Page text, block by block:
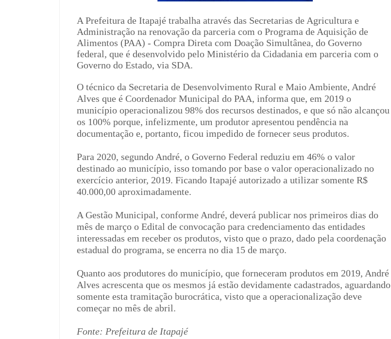
A Prefeitura de Itapajé trabalha através das Secretarias de Agricultura e
Administração na renovação da parceria com o Programa de Aquisição de
Alimentos (PAA) - Compra Direta com Doação Simultânea, do Governo
federal, que é desenvolvido pelo Ministério da Cidadania em parceria com o
Governo do Estado, via SDA.
O técnico da Secretaria de Desenvolvimento Rural e Maio Ambiente, André
Alves que é Coordenador Municipal do PAA, informa que, em 2019 o
município operacionalizou 98% dos recursos destinados, e que só não alcançou
os 100% porque, infelizmente, um produtor apresentou pendência na
documentação e, portanto, ficou impedido de fornecer seus produtos.
Para 2020, segundo André, o Governo Federal reduziu em 46% o valor
destinado ao município, isso tomando por base o valor operacionalizado no
exercício anterior, 2019. Ficando Itapajé autorizado a utilizar somente R$
40.000,00 aproximadamente.
A Gestão Municipal, conforme André, deverá publicar nos primeiros dias do
mês de março o Edital de convocação para credenciamento das entidades
interessadas em receber os produtos, visto que o prazo, dado pela coordenação
estadual do programa, se encerra no dia 15 de março.
Quanto aos produtores do município, que forneceram produtos em 2019, André
Alves acrescenta que os mesmos já estão devidamente cadastrados, aguardando
somente esta tramitação burocrática, visto que a operacionalização deve
começar no mês de abril.
Fonte: Prefeitura de Itapajé